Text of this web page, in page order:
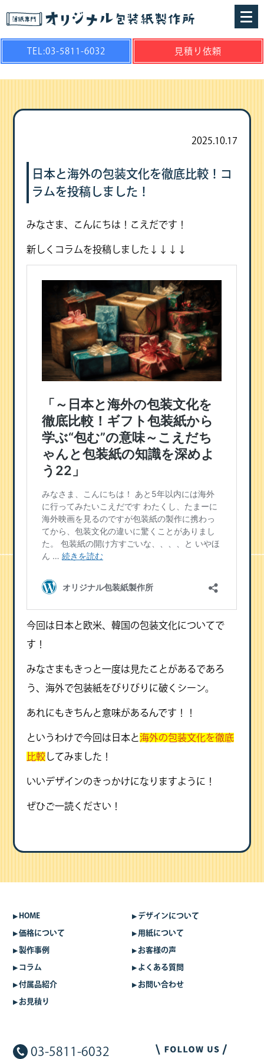
TEL:03-5811-6032 見積り依頼
2025.10.17
日本と海外の包装文化を徹底比較！コ
ラムを投稿しました！
みなさま、こんにちは！こえだです！
新しくコラムを投稿しました↓↓↓↓
今回は日本と欧米、韓国の包装文化についてで
す！
みなさまもきっと一度は見たことがあるであろ
う、海外で包装紙をびりびりに破くシーン。
あれにもきちんと意味があるんです！！
というわけで今回は日本と海外の包装文化を徹底
比較してみました！
いいデザインのきっかけになりますように！
ぜひご一読ください！
HOME デザインについて
価格について 用紙について
製作事例 お客様の声
コラム よくある質問
付属品紹介 お問い合わせ
お見積り
03-5811-6032